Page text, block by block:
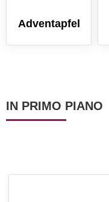
Adventapfel
IN PRIMO PIANO